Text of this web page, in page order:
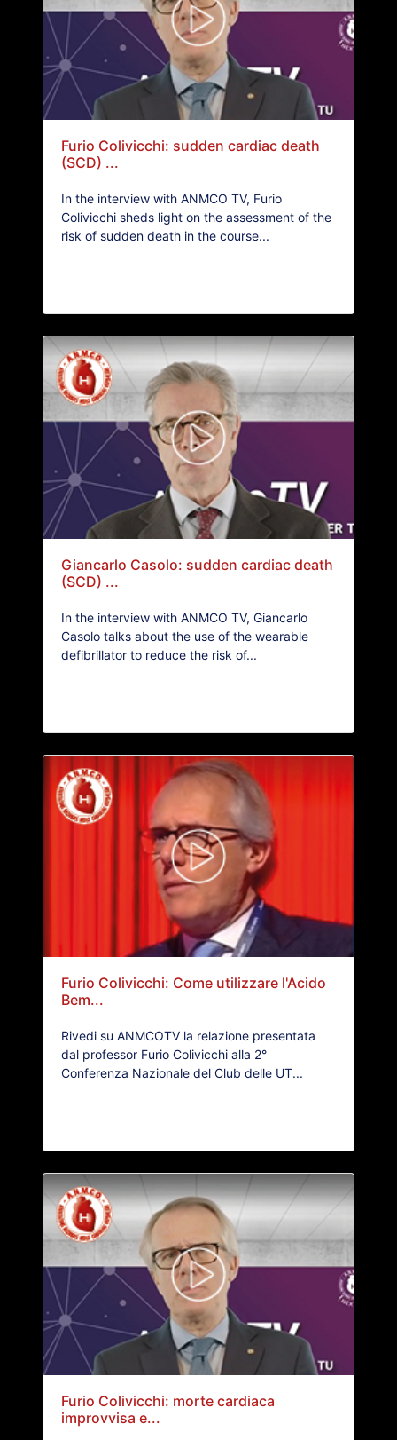
Furio Colivicchi: sudden cardiac death
(SCD) ...
In the interview with ANMCO TV, Furio
Colivicchi sheds light on the assessment of the
risk of sudden death in the course...
Giancarlo Casolo: sudden cardiac death
(SCD) ...
In the interview with ANMCO TV, Giancarlo
Casolo talks about the use of the wearable
defibrillator to reduce the risk of...
Furio Colivicchi: Come utilizzare l'Acido
Bem...
Rivedi su ANMCOTV la relazione presentata
dal professor Furio Colivicchi alla 2°
Conferenza Nazionale del Club delle UT...
Furio Colivicchi: morte cardiaca
improvvisa e...